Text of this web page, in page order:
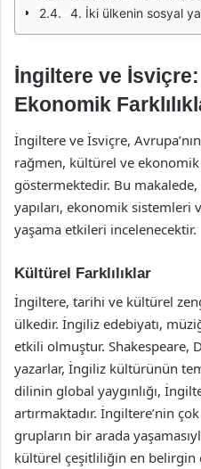
4. İki ülkenin sosyal
İngiltere ve
Ekonomik
İngiltere ve İsviçre,
rağmen, kültürel ve ekonomik
göstermektedir. Bu
yapıları, ekonomik
yaşama etkileri incelenecektir.
Kültürel Farklılıklar
İngiltere, tarihi ve kültürel
ülkedir. İngiliz edebiyatı,
etkili olmuştur. Shakespeare,
yazarlar, İngiliz kültürünün
dilinin global yaygınlığı,
artırmaktadır. İngiltere’nin
grupların bir arada
kültürel çeşitliliğin en